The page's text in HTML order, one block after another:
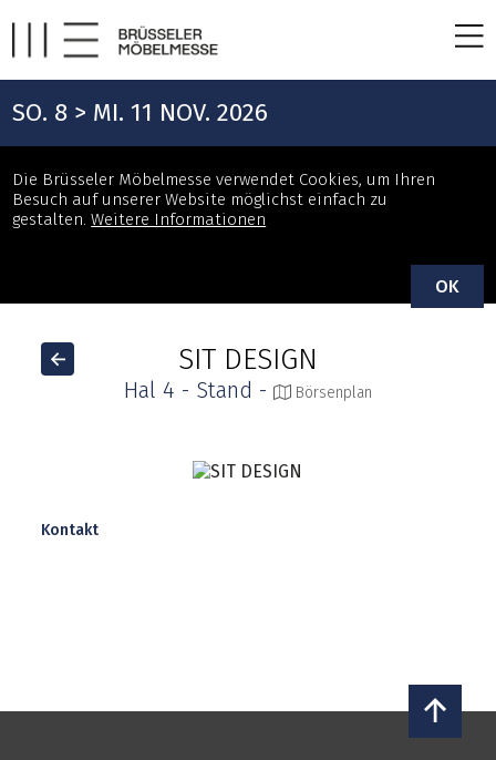
SO. 8 > MI. 11 NOV. 2026
Die Brüsseler Möbelmesse verwendet Cookies, um Ihren
Besuch auf unserer Website möglichst einfach zu
gestalten.Weitere Informationen
OK
SIT DESIGN
Hal 4 - Stand - Börsenplan
Kontakt